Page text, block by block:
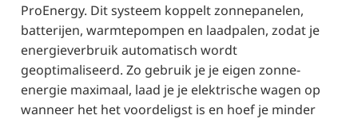
ProEnergy. Dit systeem koppelt zonnepanelen,
batterijen, warmtepompen en laadpalen, zodat je
energieverbruik automatisch wordt
geoptimaliseerd. Zo gebruik je je eigen zonne-
energie maximaal, laad je je elektrische wagen op
wanneer het het voordeligst is en hoef je minder